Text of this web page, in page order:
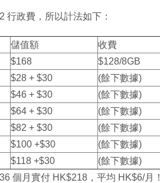
行政費，所以計法如下：
儲值額 收費
$168 $128/8GB
$28 + $30 (餘下數據)
$46 + $30 (餘下數據)
$64 + $30 (餘下數據)
$82 + $30 (餘下數據)
$100 +$30 (餘下數據)
$118 +$30 (餘下數據)
個月實付 HK$218，平均 HK$6/月！